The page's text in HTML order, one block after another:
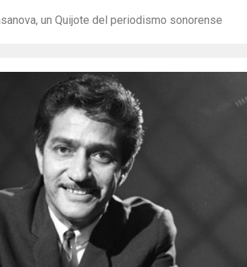
un Quijote del periodismo sonorense